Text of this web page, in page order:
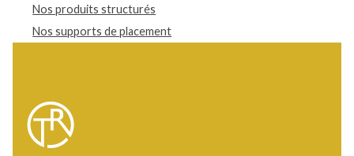
Nos produits structurés
Nos supports de placement